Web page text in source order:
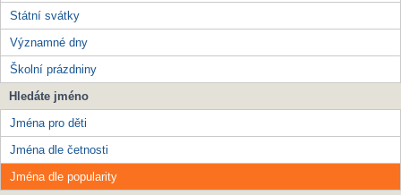
Státní svátky
Významné dny
Školní prázdniny
Hledáte jméno
Jména pro děti
Jména dle četnosti
Jména dle popularity